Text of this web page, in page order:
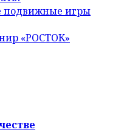
игры
«РОСТОК»